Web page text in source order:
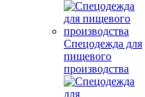
Спецодежда для
пищевого
производства